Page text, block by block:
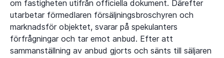
om fastigheten utifrån officiella dokument. Därefter
utarbetar förmedlaren försäljningsbroschyren och
marknadsför objektet, svarar på spekulanters
förfrågningar och tar emot anbud. Efter att
sammanställning av anbud gjorts och sänts till säljaren